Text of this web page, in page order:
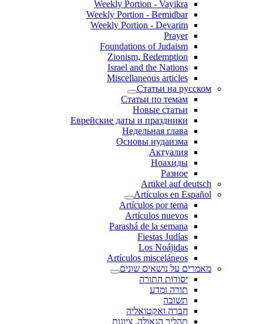
Weekly Portion - Vayikra
Weekly Portion - Bemidbar
Weekly Portion - Devarim
Prayer
Foundations of Judaism
Zionism, Redemption
Israel and the Nations
Miscellaneous articles
Статьи на русском
Статьи по темам
Новые статьи
Еврейские даты и праздники
Недельная глава
Основы иудаизма
Актуалия
Ноахиды
Разное
Artikel auf deutsch
Artículos en Español
Artículos por tema
Artículos nuevos
Parashá de la semana
Fiestas Judías
Los Noájidas
Artículos misceláneos
מאמרים על נושאים שונים
יסודות התורה
תורה ומדע
תשובה
חברה ואקטואליה
תהליך הגאולה, ציונות